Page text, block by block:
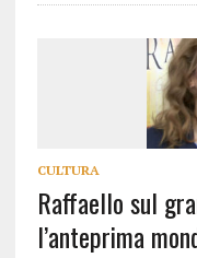
CULTURA
Raffaello sul
l’anteprima